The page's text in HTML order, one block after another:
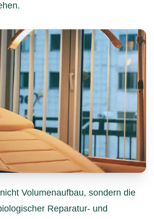
Volumenaufbau, sondern die
Reparatur- und